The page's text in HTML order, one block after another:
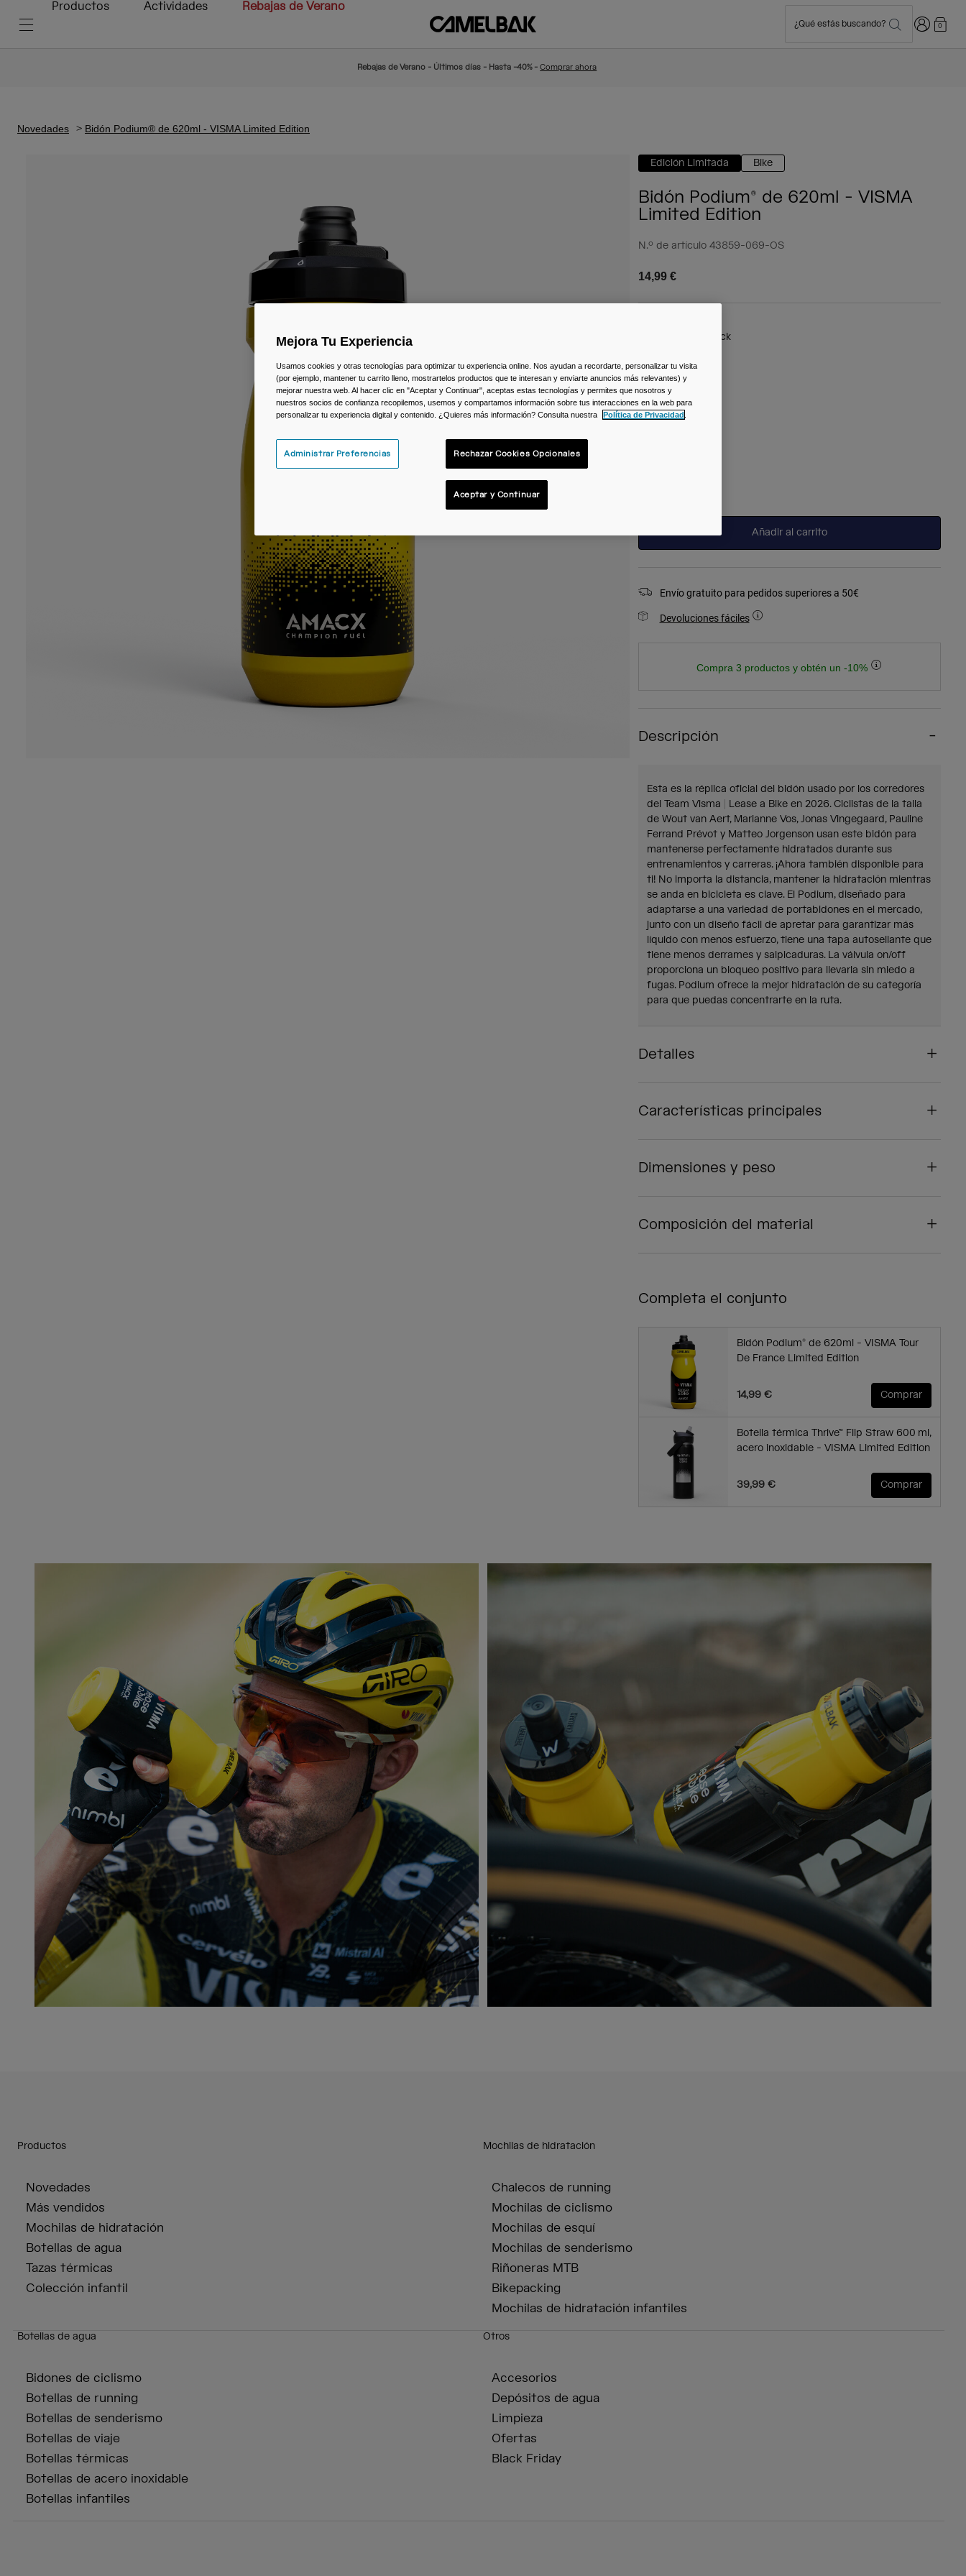
Productos Actividades Rebajas de Verano
¿Qué estás buscando? Iniciar0
Rebajas de Verano - Últimos días - Hasta -40% -Comprar ahora
Novedades Bidón Podium® de 620ml - VISMA Limited Edition
Edición Limitada Bike
Bidón Podium® de 620ml - VISMA
Limited Edition
N.º de artículo 43859-069-OS
14,99 €
Yellow/Black
seleccionado
Añadir al carrito
Envío gratuito para pedidos superiores a 50€
Devoluciones fáciles
Compra 3 productos y obtén un -10%
Descripción
Esta es la réplica oficial del bidón usado por los corredores
del Team Visma | Lease a Bike en 2026. Ciclistas de la talla
de Wout van Aert, Marianne Vos, Jonas Vingegaard, Pauline
Ferrand Prévot y Matteo Jorgenson usan este bidón para
mantenerse perfectamente hidratados durante sus
entrenamientos y carreras. ¡Ahora también disponible para
ti! No importa la distancia, mantener la hidratación mientras
se anda en bicicleta es clave. El Podium, diseñado para
adaptarse a una variedad de portabidones en el mercado,
junto con un diseño fácil de apretar para garantizar más
líquido con menos esfuerzo, tiene una tapa autosellante que
tiene menos derrames y salpicaduras. La válvula on/off
proporciona un bloqueo positivo para llevarla sin miedo a
fugas. Podium ofrece la mejor hidratación de su categoría
para que puedas concentrarte en la ruta.
Detalles
Características principales
Dimensiones y peso
Composición del material
Completa el conjunto
Bidón Podium® de 620ml - VISMA Tour
De France Limited Edition
14,99 € Comprar
Botella térmica Thrive™ Flip Straw 600 ml,
acero inoxidable - VISMA Limited Edition
39,99 € Comprar
Productos
Novedades
Más vendidos
Mochilas de hidratación
Botellas de agua
Tazas térmicas
Colección infantil
Mochilas de hidratación
Chalecos de running
Mochilas de ciclismo
Mochilas de esquí
Mochilas de senderismo
Riñoneras MTB
Bikepacking
Mochilas de hidratación infantiles
Botellas de agua
Bidones de ciclismo
Botellas de running
Botellas de senderismo
Botellas de viaje
Botellas térmicas
Botellas de acero inoxidable
Botellas infantiles
Otros
Accesorios
Depósitos de agua
Limpieza
Ofertas
Black Friday
Mejora Tu Experiencia
Usamos cookies y otras tecnologías para optimizar tu experiencia online. Nos ayudan a recordarte, personalizar tu visita
(por ejemplo, mantener tu carrito lleno, mostrartelos productos que te interesan y enviarte anuncios más relevantes) y
mejorar nuestra web. Al hacer clic en "Aceptar y Continuar", aceptas estas tecnologías y permites que nosotros y
nuestros socios de confianza recopilemos, usemos y compartamos información sobre tus interacciones en la web para
personalizar tu experiencia digital y contenido. ¿Quieres más información? Consulta nuestra
Política de Privacidad
Administrar Preferencias Rechazar Cookies Opcionales
Aceptar y Continuar